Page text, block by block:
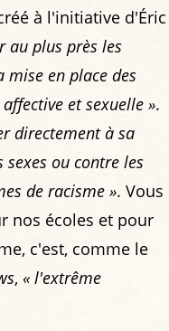
à l'initiative d'Éric
au plus près les
mise en place des
et sexuelle ».
directement à sa
sexes ou contre les
de racisme ». Vous
nos écoles et pour
c'est, comme le
, « l'extrême